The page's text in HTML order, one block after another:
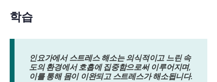
학습
인요가에서 스트레스 해소는 의식적이고 느린 속
도의 환경에서 호흡에 집중함으로써 이루어지며,
이를 통해 몸이 이완되고 스트레스가 해소됩니다.